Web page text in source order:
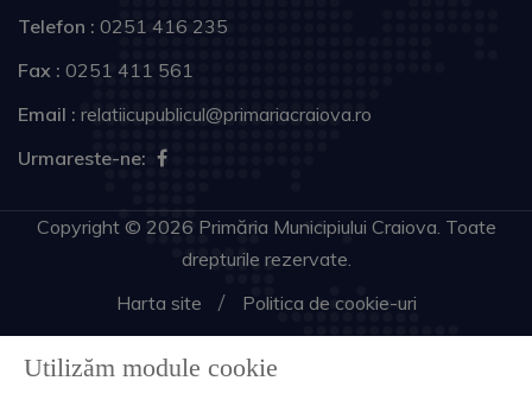
Telefon : 0251 416 235
Fax : 0251 411 561
Email : relatiicupublicul@primariacraiova.ro
Urmareste-ne:
Copyright © 2026 Primăria Municipiului Craiova. Toate
drepturile rezervate.
Harta site
Politica de cookie-uri
Utilizăm module cookie